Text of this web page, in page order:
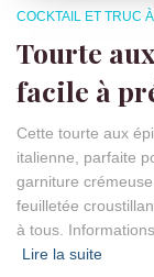
COCKTAIL ET TRUC
Tourte
facile à
Cette tourte aux
italienne, parfaite
garniture
feuilletée
à tous.
Lire la suite